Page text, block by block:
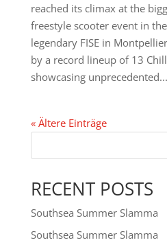
reached its climax at the
freestyle scooter event in
legendary FISE in
by a record lineup of 13
showcasing unprecedented...
« Ältere Einträge
RECENT POSTS
Southsea Summer Slamma
Southsea Summer Slamma